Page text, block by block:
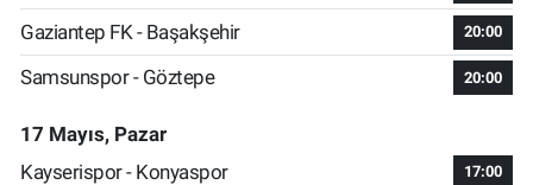
Gaziantep FK - Başakşehir 20:00
Samsunspor - Göztepe 20:00
17 Mayıs, Pazar
Kayserispor - Konyaspor
17:00